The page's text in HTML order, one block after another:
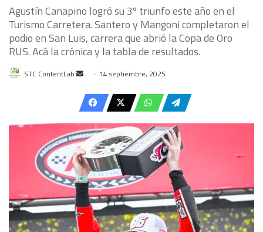
Agustín Canapino logró su 3º triunfo este año en el
Turismo Carretera. Santero y Mangoni completaron el
podio en San Luis, carrera que abrió la Copa de Oro
RUS. Acá la crónica y la tabla de resultados.
STC ContentLab
Send
email
14 septiembre, 2025